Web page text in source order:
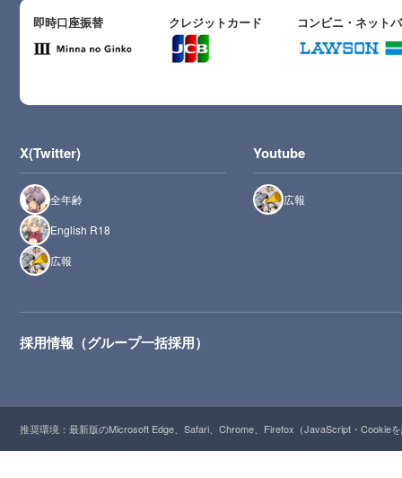
即時口座振替 クレジットカード コンビニ・ネット
X(Twitter)
全年齢
English R18
広報
Youtube
広報
採用情報（グループ一括採用）
推奨環境：最新版のMicrosoft Edge、Safari、Chrome、Firefox（JavaScript・Cookie